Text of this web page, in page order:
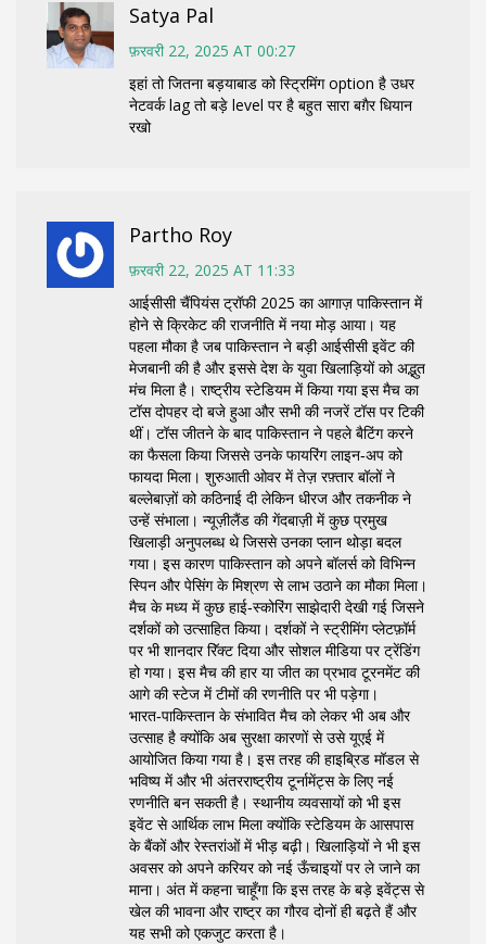
Satya Pal
फ़रवरी 22, 2025 AT 00:27
इहां तो जितना बड़याबाड को स्ट्रिमिंग option है उधर
नेटवर्क lag तो बड़े level पर है बहुत सारा बग़ैर धियान
रखो
Partho Roy
फ़रवरी 22, 2025 AT 11:33
आईसीसी चैंपियंस ट्रॉफी 2025 का आगाज़ पाकिस्तान में
होने से क्रिकेट की राजनीति में नया मोड़ आया। यह
पहला मौका है जब पाकिस्तान ने बड़ी आईसीसी इवेंट की
मेजबानी की है और इससे देश के युवा खिलाड़ियों को अद्भुत
मंच मिला है। राष्ट्रीय स्टेडियम में किया गया इस मैच का
टॉस दोपहर दो बजे हुआ और सभी की नजरें टॉस पर टिकी
थीं। टॉस जीतने के बाद पाकिस्तान ने पहले बैटिंग करने
का फैसला किया जिससे उनके फायरिंग लाइन‑अप को
फायदा मिला। शुरुआती ओवर में तेज़ रफ़्तार बॉलों ने
बल्लेबाज़ों को कठिनाई दी लेकिन धीरज और तकनीक ने
उन्हें संभाला। न्यूज़ीलैंड की गेंदबाज़ी में कुछ प्रमुख
खिलाड़ी अनुपलब्ध थे जिससे उनका प्लान थोड़ा बदल
गया। इस कारण पाकिस्तान को अपने बॉलर्स को विभिन्न
स्पिन और पेसिंग के मिश्रण से लाभ उठाने का मौका मिला।
मैच के मध्य में कुछ हाई‑स्कोरिंग साझेदारी देखी गई जिसने
दर्शकों को उत्साहित किया। दर्शकों ने स्ट्रीमिंग प्लेटफ़ॉर्म
पर भी शानदार रिॅक्ट दिया और सोशल मीडिया पर ट्रेंडिंग
हो गया। इस मैच की हार या जीत का प्रभाव टूरनमेंट की
आगे की स्टेज में टीमों की रणनीति पर भी पड़ेगा।
भारत‑पाकिस्तान के संभावित मैच को लेकर भी अब और
उत्साह है क्योंकि अब सुरक्षा कारणों से उसे यूएई में
आयोजित किया गया है। इस तरह की हाइब्रिड मॉडल से
भविष्य में और भी अंतरराष्ट्रीय टूर्नामेंट्स के लिए नई
रणनीति बन सकती है। स्थानीय व्यवसायों को भी इस
इवेंट से आर्थिक लाभ मिला क्योंकि स्टेडियम के आसपास
के बैंकों और रेस्तरांओं में भीड़ बढ़ी। खिलाड़ियों ने भी इस
अवसर को अपने करियर को नई ऊँचाइयों पर ले जाने का
माना। अंत में कहना चाहूँगा कि इस तरह के बड़े इवेंट्स से
खेल की भावना और राष्ट्र का गौरव दोनों ही बढ़ते हैं और
यह सभी को एकजुट करता है।